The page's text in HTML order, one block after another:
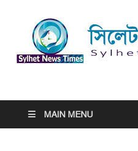
সিলেট
News
MAIN MENU